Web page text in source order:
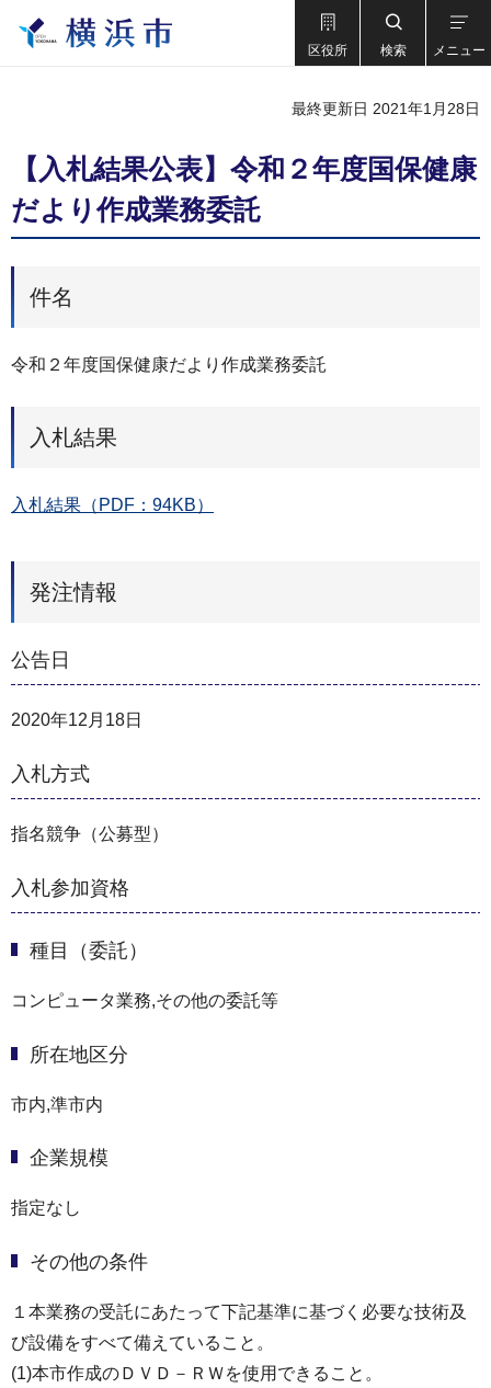
区役所 検索 メニュー
最終更新日 2021年1月28日
【入札結果公表】令和２年度国保健康
だより作成業務委託
件名
令和２年度国保健康だより作成業務委託
入札結果
入札結果（PDF：94KB）
発注情報
公告日
2020年12月18日
入札方式
指名競争（公募型）
入札参加資格
種目（委託）
コンピュータ業務,その他の委託等
所在地区分
市内,準市内
企業規模
指定なし
その他の条件
１本業務の受託にあたって下記基準に基づく必要な技術及
び設備をすべて備えていること。
(1)本市作成のＤＶＤ－ＲＷを使用できること。